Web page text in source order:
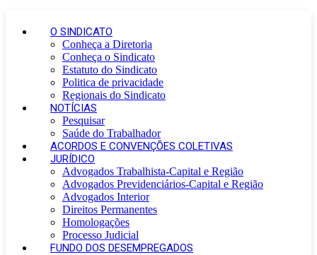
O SINDICATO
Conheça a Diretoria
Conheça o Sindicato
Estatuto do Sindicato
Politica de privacidade
Regionais do Sindicato
NOTÍCIAS
Pesquisar
Saúde do Trabalhador
ACORDOS E CONVENÇÕES COLETIVAS
JURÍDICO
Advogados Trabalhista-Capital e Região
Advogados Previdenciários-Capital e Região
Advogados Interior
Direitos Permanentes
Homologações
Processo Judicial
FUNDO DOS DESEMPREGADOS